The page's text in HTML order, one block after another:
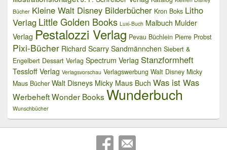
Bücher Kleine Walt Disney Bilderbücher Kron Boks Litho
Verlag Little Golden Books Luxi-Buch Malbuch Mulder
Verlag Pestalozzi Verlag Pevau Büchlein Pierre Probst
Pixi-Bücher Richard Scarry Sandmännchen Siebert &
Engelbert Dessart Verlag Spectrum Verlag Stanzformheft
Tessloff Verlag Verlagsvorschau Verlagswerbung Walt Disney Micky
Maus Bücher Walt Disneys Micky Maus Buch Was ist Was
WerbeheftWonder Books Wunderbuch
Wunschbücher